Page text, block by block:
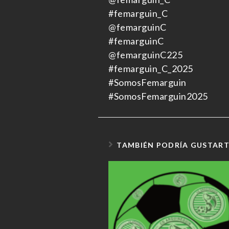
#femarguin_C
@femarguinC
#femarguinC
@femarguinC225
#femarguin_C_2025
#SomosFemarguin
#SomosFemarguin2025
TAMBIÉN PODRÍA